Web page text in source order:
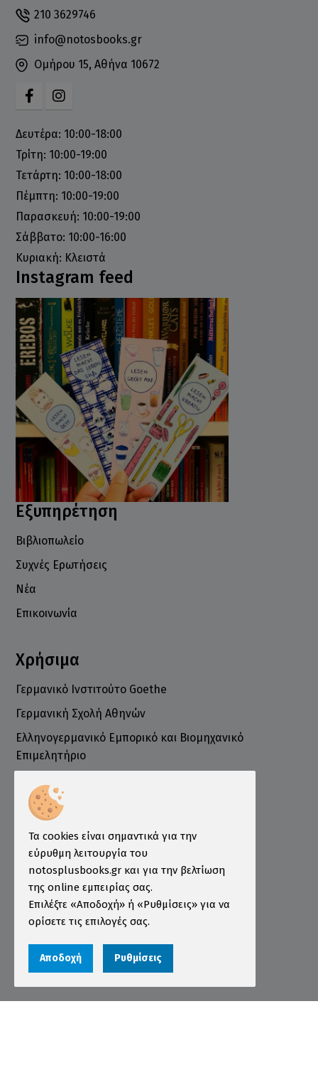
210 3629746
info@notosbooks.gr
Ομήρου 15, Αθήνα 10672
Δευτέρα: 10:00-18:00
Τρίτη: 10:00-19:00
Τετάρτη: 10:00-18:00
Πέμπτη: 10:00-19:00
Παρασκευή: 10:00-19:00
Σάββατο: 10:00-16:00
Κυριακή: Κλειστά
Instagram feed
Εξυπηρέτηση
Βιβλιοπωλείο
Συχνές Ερωτήσεις
Νέα
Επικοινωνία
Χρήσιμα
Γερμανικό Ινστιτούτο Goethe
Γερμανική Σχολή Αθηνών
Ελληνογερμανικό Εμπορικό και Βιομηχανικό
Επιμελητήριο
Πληροφορίες
Τρόποι Πληρωμής
Τρόποι Αποστολής
Εγγύηση - Επιστροφές
Όροι χρήσης
Προστασία Προσωπικών Δεδομένων
Cookies
Τα cookies είναι σημαντικά για την
εύρυθμη λειτουργία του
notosplusbooks.gr και για την βελτίωση
της online εμπειρίας σας.
Επιλέξτε «Αποδοχή» ή «Ρυθμίσεις» για να
ορίσετε τις επιλογές σας.
Αποδοχή Ρυθμίσεις